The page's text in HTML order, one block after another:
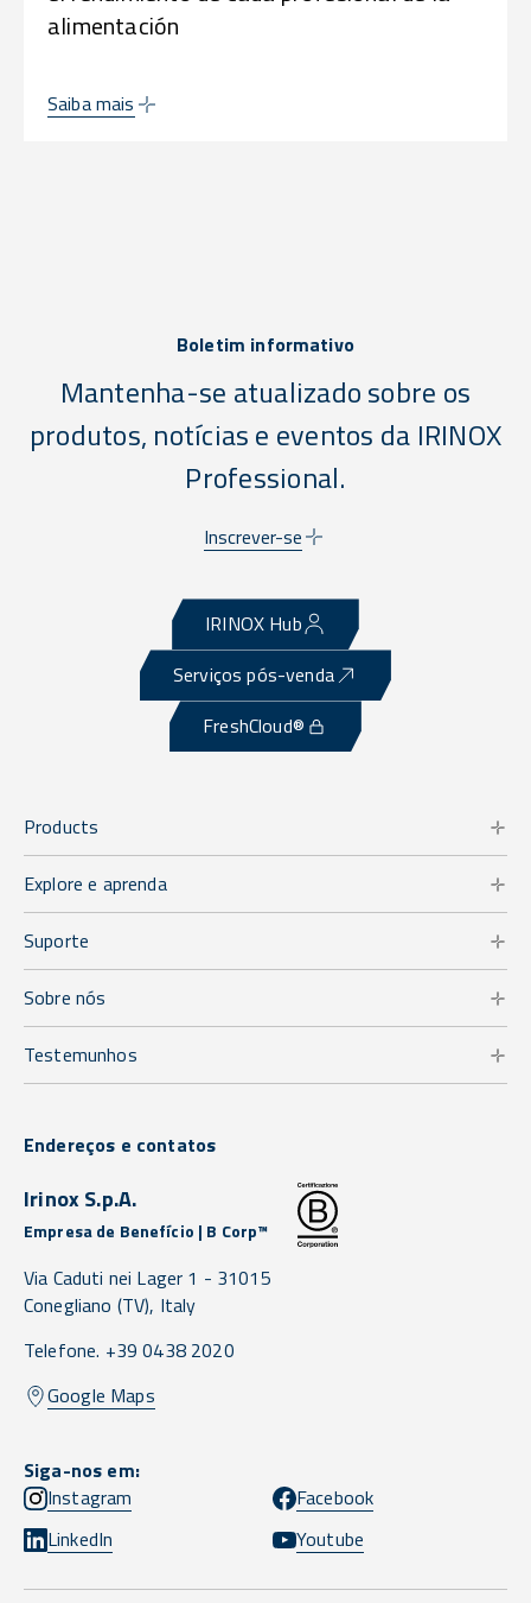
alimentación
Saiba mais
Boletim informativo
Mantenha-se atualizado sobre os
produtos, notícias e eventos da IRINOX
Professional.
Inscrever-se
IRINOX Hub
Serviços pós-venda
FreshCloud®
Products
Explore e aprenda
Suporte
Sobre nós
Testemunhos
Endereços e contatos
Irinox S.p.A.
Empresa de Benefício | B Corp™
Via Caduti nei Lager 1 - 31015
Conegliano (TV), Italy
Telefone. +39 0438 2020
Google Maps
Siga-nos em:
Instagram
Facebook
LinkedIn
Youtube